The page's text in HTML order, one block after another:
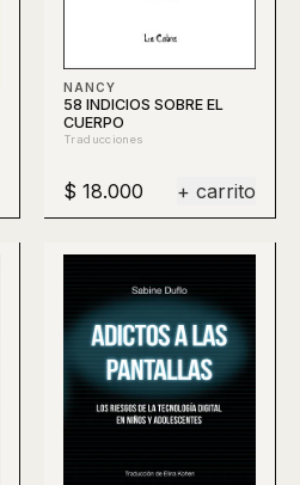
NANCY
58 INDICIOS SOBRE EL
CUERPO
Traducciones
$ 18.000 + carrito